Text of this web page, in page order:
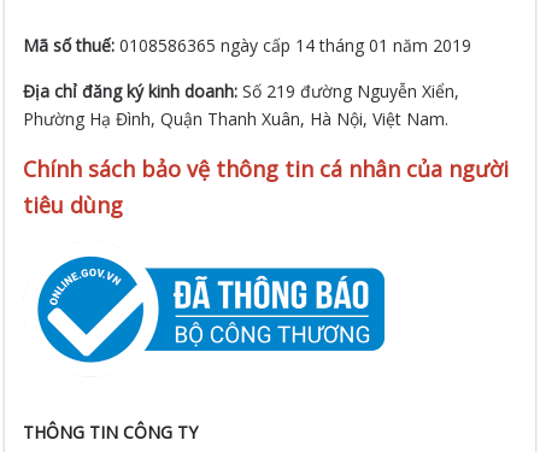
Mã số thuế:0108586365 ngày cấp 14 tháng 01 năm 2019
Địa chỉ đăng ký kinh doanh:Số 219 đường Nguyễn Xiển,
Phường Hạ Đình, Quận Thanh Xuân, Hà Nội, Việt Nam.
Chính sách bảo vệ thông tin cá nhân của người
tiêu dùng
THÔNG TIN CÔNG TY